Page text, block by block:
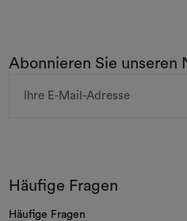
Abonnieren Sie unseren
Mail-
Häufige Fragen
Häufige Fragen